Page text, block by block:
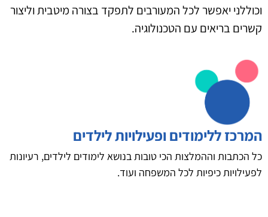
וכוללני יאפשר לכל המעורבים לתפקד בצורה מיטבית וליצור
קשרים בריאים עם הטכנולוגיה.
המרכז ללימודים ופעילויות לילדים
כל הכתבות וההמלצות הכי טובות בנושא לימודים לילדים, רעיונות
לפעילויות כיפיות לכל המשפחה ועוד.